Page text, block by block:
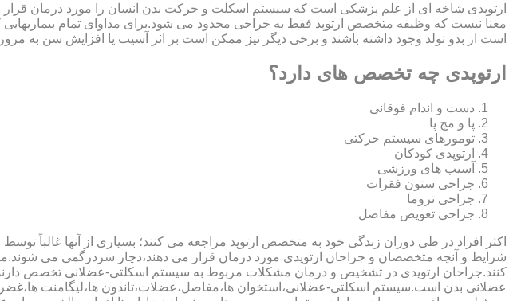
ارتوپدی شاخه ای از علم پزشکی است که سیستم اسکلت و حرکت بدن انسان را مورد درمان
معنا نیست که وظیفه متخصص ارتوپد فقط به جراحی محدود می شود.برای مداوای تمام
است از بدو تولد وجود داشته باشند و برخی دیگر نیز ممکن است بر اثر آسیب یا افزایش سن به مرور
ارتوپدی چه تخصص های دارد؟
دست و اندام فوقانی
پا و مچ پا
تومورهای سیستم حرکتی
ارتوپدی کودکان
آسیب های ورزشی
جراحی ستون فقرات
جراحی تروما
جراحی تعویض مفاصل
اکثر افراد در طی دوران زندگی خود به متخصص ارتوپد مراجعه می کنند؛ بسیاری از آنها غالباً
شرایط و آنچه متخصصان و جراحان ارتوپدی مورد درمان قرار می دهند،دچار سردرگمی می
کنند.جراحان ارتوپدی در تشخیص و درمان مشکلات مربوط به سیستم اسکلتی-عضلانی تخصص
عضلانی بدن است.سیستم اسکلتی-عضلانی،استخوان ها،مفاصل،عضلات،تاندون ها،لیگامنت